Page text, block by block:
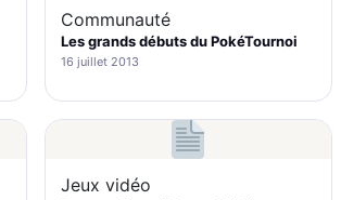
Communauté
Les grands débuts du PokéTournoi
16 juillet 2013
Jeux vidéo